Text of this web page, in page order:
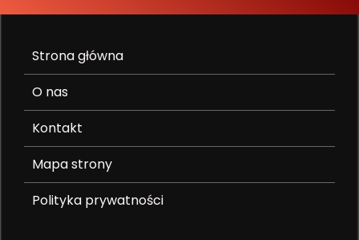
Strona główna
O nas
Kontakt
Mapa strony
Polityka prywatności